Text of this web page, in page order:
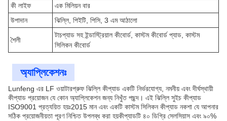
কী লাইফ
এক মিলিয়ন বার
উপাদান
ঝিল্লি, পিইটি, পিসি, 3 এম আঠালো
শৈলী
টাচপ্যাড সহ ইন্ডাস্ট্রিয়াল কীবোর্ড, কাস্টম কীবোর্ড প্যাড, কাস্টম
সিলিকন কীবোর্ড
অ্যাপ্লিকেশনঃ
Lunfeng এর LF ওয়াটারপ্রুফ ঝিল্লি কীপ্যাড একটি নির্ভরযোগ্য, নমনীয় এবং দীর্ঘস্থায়ী
কীপ্যাড প্রয়োজন যে কোন অ্যাপ্লিকেশন জন্য নিখুঁত পছন্দ। এই ঝিল্লি সুইচ কীপ্যাড
ISO9001 প্রত্যয়িত হয়ঃ2015 মান এবং একটি কাস্টম সিলিকন কীপ্যাড নকশা যে আপনার
সঠিক প্রয়োজনীয়তা পূরণ নিশ্চিত উপলব্ধ করা হয়কীপ্যাডটি ৪০ ডিগ্রি সেলসিয়াস এবং ৯০%